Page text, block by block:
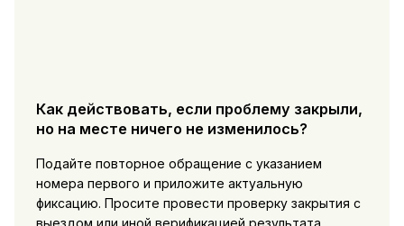
Как действовать, если проблему закрыли,
но на месте ничего не изменилось?
Подайте повторное обращение с указанием
номера первого и приложите актуальную
фиксацию. Просите провести проверку закрытия с
выездом или иной верификацией результата.